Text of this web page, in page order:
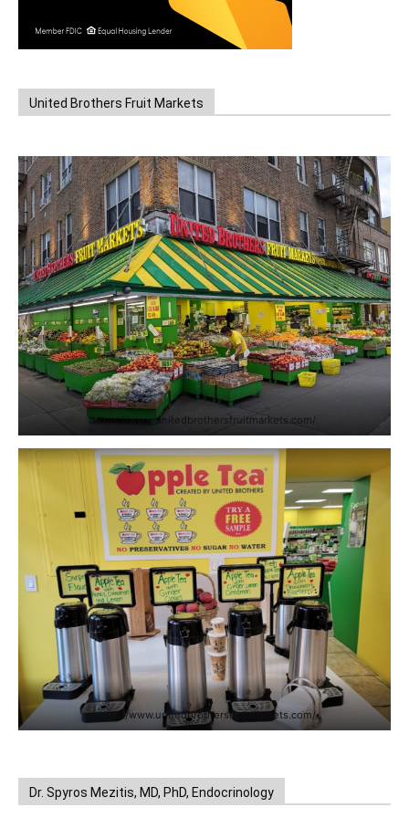
United Brothers Fruit Markets
https://www.unitedbrothersfruitmarkets.com/
https://www.unitedbrothersfruitmarkets.com/
Dr. Spyros Mezitis, MD, PhD, Endocrinology